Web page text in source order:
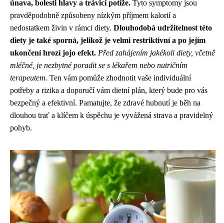
únava, bolesti hlavy a trávicí potíže. Tyto symptomy jsou
pravděpodobně způsobeny nízkým příjmem kalorií a
nedostatkem živin v rámci diety. Dlouhodobá udržitelnost této
diety je také sporná, jelikož je velmi restriktivní a po jejím
ukončení hrozí jojo efekt. Před zahájením jakékoli diety, včetně
mléčné, je nezbytné poradit se s lékařem nebo nutričním
terapeutem. Ten vám pomůže zhodnotit vaše individuální
potřeby a rizika a doporučí vám dietní plán, který bude pro vás
bezpečný a efektivní. Pamatujte, že zdravé hubnutí je běh na
dlouhou trať a klíčem k úspěchu je vyvážená strava a pravidelný
pohyb.